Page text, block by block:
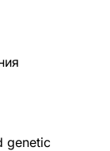
genetic